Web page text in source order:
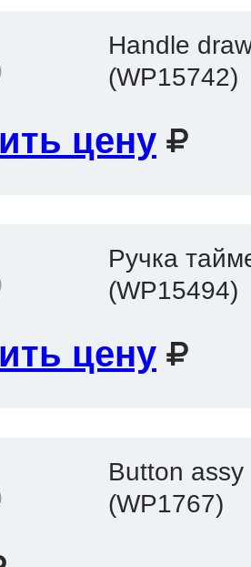
Handle
(WP15742)
цену
Ручка
(WP15494)
цену
Button
(WP1767)